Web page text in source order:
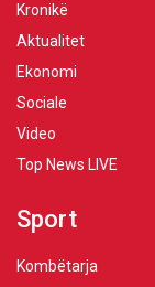
Kronikë
Aktualitet
Ekonomi
Sociale
Video
Top News LIVE
Sport
Kombëtarja